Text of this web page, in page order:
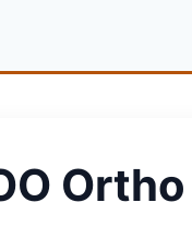
Ortho